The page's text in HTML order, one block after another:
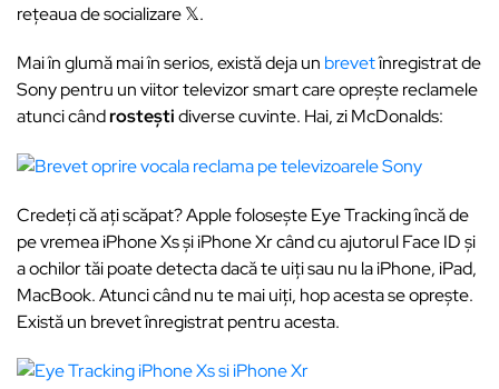
rețeaua de socializare 𝕏.
Mai în glumă mai în serios, există deja un brevetînregistrat de
Sony pentru un viitor televizor smart care oprește reclamele
atunci cândrosteștidiverse cuvinte. Hai, zi McDonalds:
Credeți că ați scăpat? Apple folosește Eye Tracking încă de
pe vremea iPhone Xs și iPhone Xr când cu ajutorul Face ID și
a ochilor tăi poate detecta dacă te uiți sau nu la iPhone, iPad,
MacBook. Atunci când nu te mai uiți, hop acesta se oprește.
Există un brevet înregistrat pentru acesta.